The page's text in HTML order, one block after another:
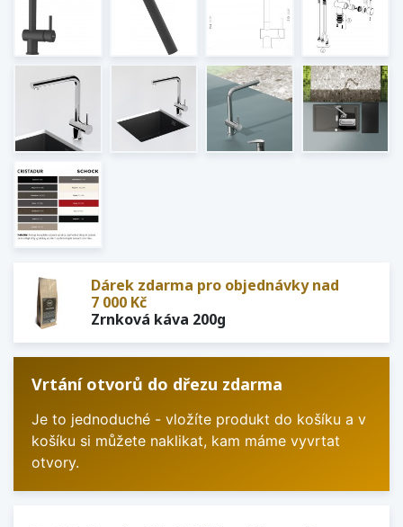
Dárek zdarma pro objednávky nad
7 000 Kč
Zrnková káva 200g
Vrtání otvorů do dřezu zdarma
Je to jednoduché - vložíte produkt do košíku a v
košíku si můžete naklikat, kam máme vyvrtat
otvory.